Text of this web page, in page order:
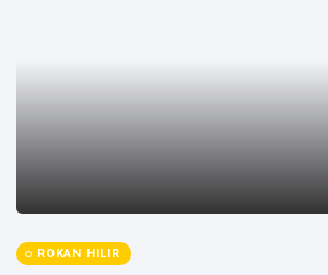
ROKAN HILIR